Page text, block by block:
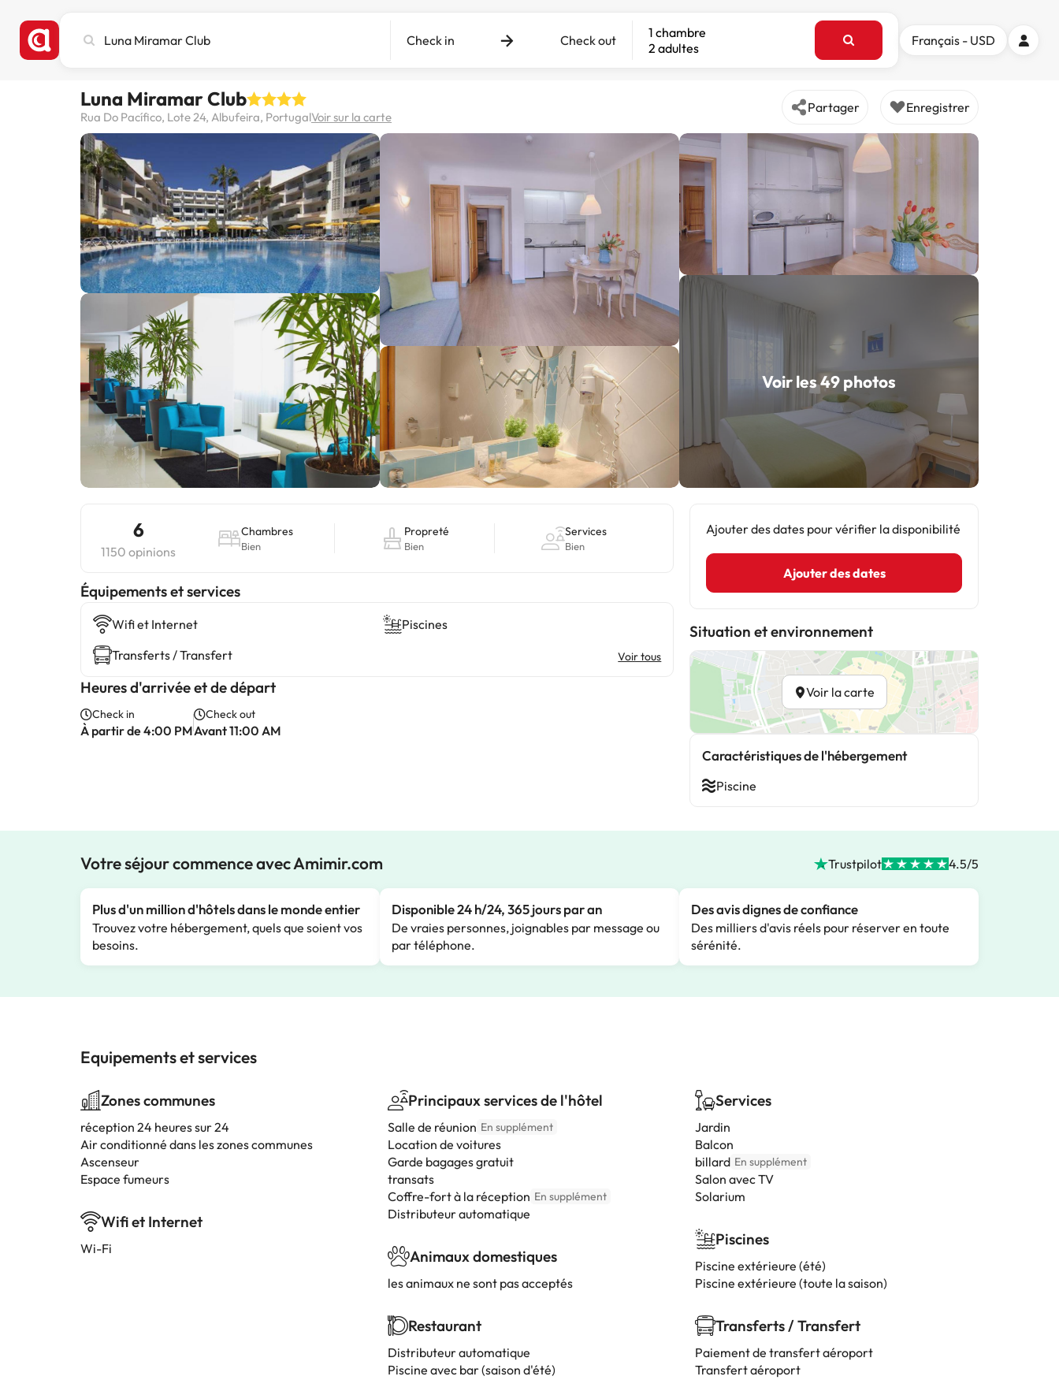
une
hôtel
ou
une
destination
Check in Check out
1 chambre
2 adultes
Français - USD
Luna Miramar Club
Rua Do Pacífico, Lote 24, Albufeira, PortugalVoir sur la carte
Partager Enregistrer
Voir les 49 photos
6
1150 opinions
Chambres
Bien
Propreté
Bien
Services
Bien
​Équipements et services
Wifi et Internet
Piscines
Transferts / Transfert
Voir tous
Heures d'arrivée et de départ
Check in
À partir de 4:00 PM
Check out
Avant 11:00 AM
Ajouter des dates pour vérifier la disponibilité
Ajouter des dates
Situation et environnement
Voir la carte
Caractéristiques de l'hébergement
Piscine
Votre séjour commence avec Amimir.com Trustpilot 4.5/5
Plus d'un million d'hôtels dans le monde entier
Trouvez votre hébergement, quels que soient vos
besoins.
Disponible 24 h/24, 365 jours par an
De vraies personnes, joignables par message ou
par téléphone.
Des avis dignes de confiance
Des milliers d'avis réels pour réserver en toute
sérénité.
Equipements et services
Zones communes
réception 24 heures sur 24
Air conditionné dans les zones communes
Ascenseur
Espace fumeurs
Wifi et Internet
Wi-Fi
Principaux services de l'hôtel
Salle de réunion En supplément
Location de voitures
Garde bagages gratuit
transats
Coffre-fort à la réception En supplément
Distributeur automatique
Animaux domestiques
les animaux ne sont pas acceptés
Restaurant
Distributeur automatique
Piscine avec bar (saison d'été)
Services
Jardin
Balcon
billard En supplément
Salon avec TV
Solarium
Piscines
Piscine extérieure (été)
Piscine extérieure (toute la saison)
Transferts / Transfert
Paiement de transfert aéroport
Transfert aéroport